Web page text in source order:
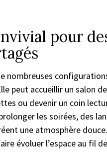
pour
nombreuses
peut accueillir un salon
ou devenir un coin
les soirées, des
une atmosphère
évoluer l’espace au fil